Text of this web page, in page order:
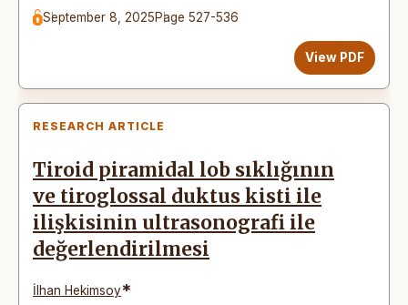
September 8, 2025Page 527-536
View PDF
RESEARCH ARTICLE
Tiroid piramidal lob sıklığının
ve tiroglossal duktus kisti ile
ilişkisinin ultrasonografi ile
değerlendirilmesi
İlhan Hekimsoy*